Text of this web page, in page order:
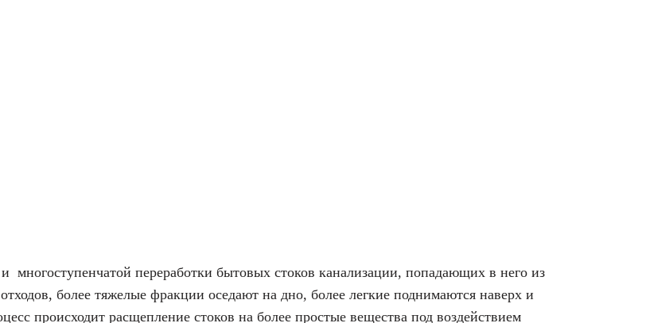
многоступенчатой переработки бытовых стоков канализации, попадающих в него из
более тяжелые фракции оседают на дно, более легкие поднимаются наверх и
происходит расщепление стоков на более простые вещества под воздействием